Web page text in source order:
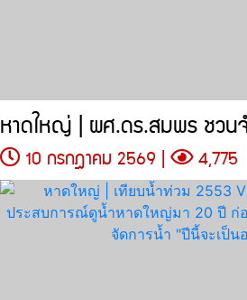
10 กรกฎาคม 2569 | 4,775